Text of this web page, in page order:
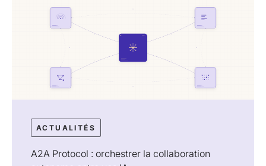
ACTUALITÉS
A2A Protocol : orchestrer la collaboration